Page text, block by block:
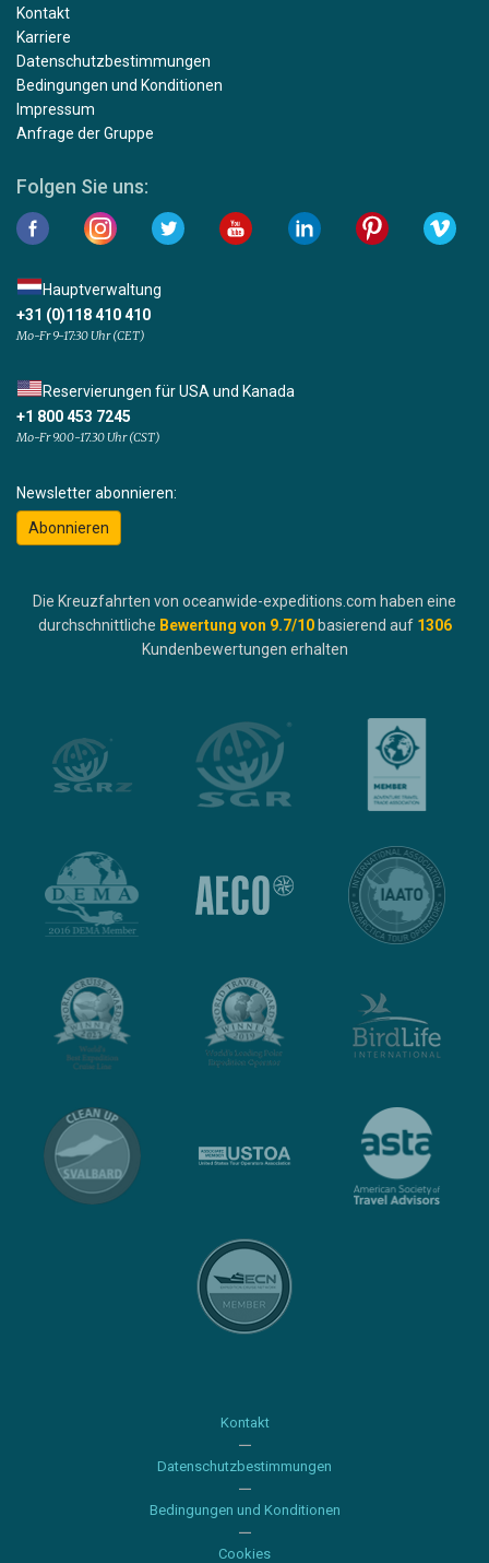
Kontakt
Karriere
Datenschutzbestimmungen
Bedingungen und Konditionen
Impressum
Anfrage der Gruppe
Folgen Sie uns:
Hauptverwaltung
+31 (0)118 410 410
Mo-Fr 9-17:30 Uhr (CET)
Reservierungen für USA und Kanada
+1 800 453 7245
Mo-Fr 9.00-17.30 Uhr (CST)
Newsletter abonnieren:
Abonnieren
Die Kreuzfahrten von oceanwide-expeditions.com haben eine
durchschnittliche Bewertung von 9.7/10 basierend auf 1306
Kundenbewertungen erhalten
Kontakt
Datenschutzbestimmungen
Bedingungen und Konditionen
Cookies